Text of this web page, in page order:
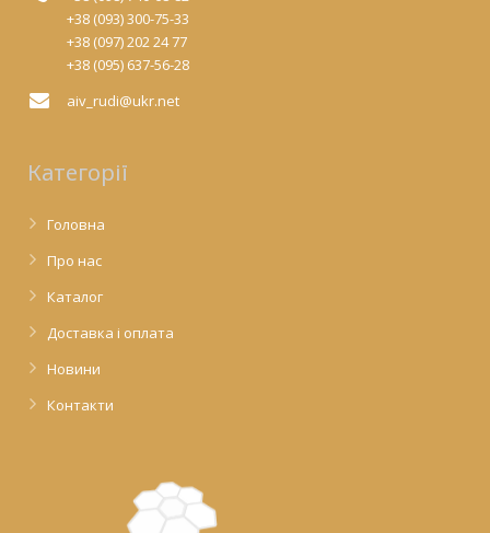
+38 (093) 300-75-33
+38 (097) 202 24 77
+38 (095) 637-56-28
aiv_rudi@ukr.net
Категорії
Головна
Про нас
Каталог
Доставка і оплата
Новини
Контакти